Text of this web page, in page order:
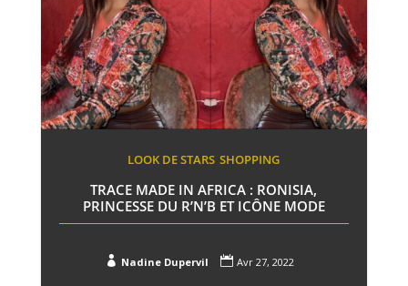
LOOK DE STARS SHOPPING
TRACE MADE IN AFRICA : RONISIA,
PRINCESSE DU R’N’B ET ICÔNE MODE
 Nadine Dupervil  Avr 27, 2022